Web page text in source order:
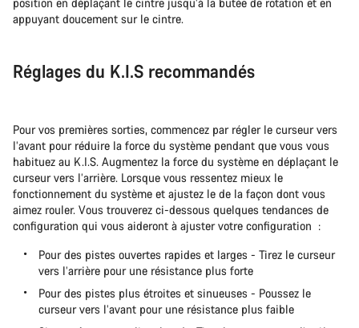
appuyant doucement sur le cintre.
Réglages du K.I.S recommandés
Pour vos premières sorties, commencez par régler le curseur vers
l’avant pour réduire la force du système pendant que vous vous
habituez au K.I.S. Augmentez la force du système en déplaçant le
curseur vers l’arrière. Lorsque vous ressentez mieux le
fonctionnement du système et ajustez le de la façon dont vous
aimez rouler. Vous trouverez ci-dessous quelques tendances de
configuration qui vous aideront à ajuster votre configuration :
Pour des pistes ouvertes rapides et larges - Tirez le curseur
vers l’arrière pour une résistance plus forte
Pour des pistes plus étroites et sinueuses - Poussez le
curseur vers l’avant pour une résistance plus faible